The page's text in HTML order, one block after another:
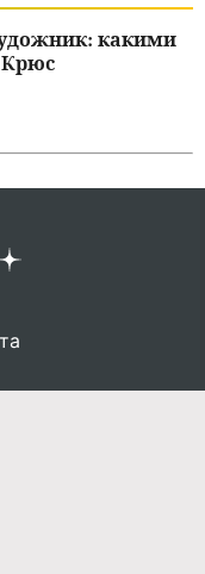
какими
Крюс